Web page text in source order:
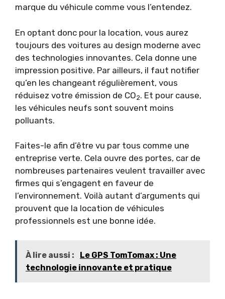
marque du véhicule comme vous l’entendez.
En optant donc pour la location, vous aurez
toujours des voitures au design moderne avec
des technologies innovantes. Cela donne une
impression positive. Par ailleurs, il faut notifier
qu’en les changeant régulièrement, vous
réduisez votre émission de CO2. Et pour cause,
les véhicules neufs sont souvent moins
polluants.
Faites-le afin d’être vu par tous comme une
entreprise verte. Cela ouvre des portes, car de
nombreuses partenaires veulent travailler avec
firmes qui s’engagent en faveur de
l’environnement. Voilà autant d’arguments qui
prouvent que la location de véhicules
professionnels est une bonne idée.
À lire aussi :
Le GPS TomTomax : Une
technologie innovante et pratique